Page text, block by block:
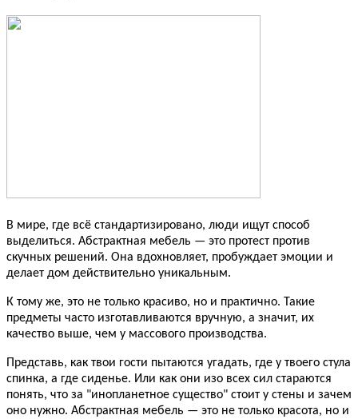
В мире, где всё стандартизировано, люди ищут способ
выделиться. Абстрактная мебель — это протест против
скучных решений. Она вдохновляет, пробуждает эмоции и
делает дом действительно уникальным.
К тому же, это не только красиво, но и практично. Такие
предметы часто изготавливаются вручную, а значит, их
качество выше, чем у массового производства.
Представь, как твои гости пытаются угадать, где у твоего стула
спинка, а где сиденье. Или как они изо всех сил стараются
понять, что за "инопланетное существо" стоит у стены и зачем
оно нужно. Абстрактная мебель — это не только красота, но и